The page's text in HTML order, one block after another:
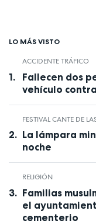
LO MÁS VISTO
ACCIDENTE TRÁFICO
Fallecen dos
vehículo
FESTIVAL CANTE DE
La lámpara
noche
RELIGIÓN
Familias
el
cementerio